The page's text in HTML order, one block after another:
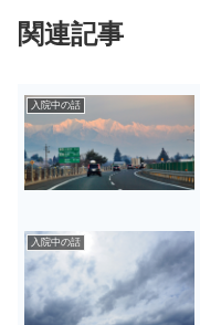
関連記事
入院中の話
入院中の話